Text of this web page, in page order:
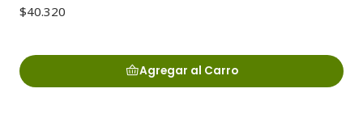
$40.320
Agregar al Carro